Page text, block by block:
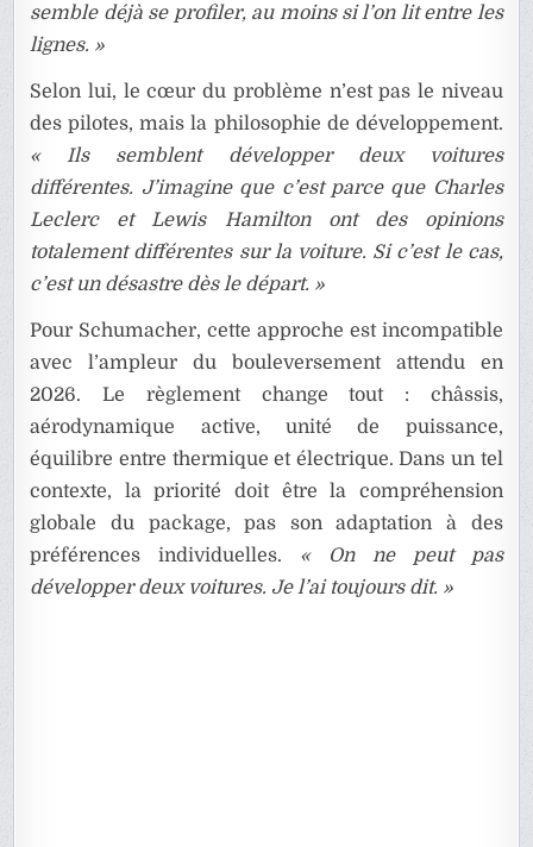
semble déjà se profiler, au moins si l’on lit entre les
lignes. »
Selon lui, le cœur du problème n’est pas le niveau
des pilotes, mais la philosophie de développement.
« Ils semblent développer deux voitures
différentes. J’imagine que c’est parce que Charles
Leclerc et Lewis Hamilton ont des opinions
totalement différentes sur la voiture. Si c’est le cas,
c’est un désastre dès le départ. »
Pour Schumacher, cette approche est incompatible
avec l’ampleur du bouleversement attendu en
2026. Le règlement change tout : châssis,
aérodynamique active, unité de puissance,
équilibre entre thermique et électrique. Dans un tel
contexte, la priorité doit être la compréhension
globale du package, pas son adaptation à des
préférences individuelles. « On ne peut pas
développer deux voitures. Je l’ai toujours dit. »